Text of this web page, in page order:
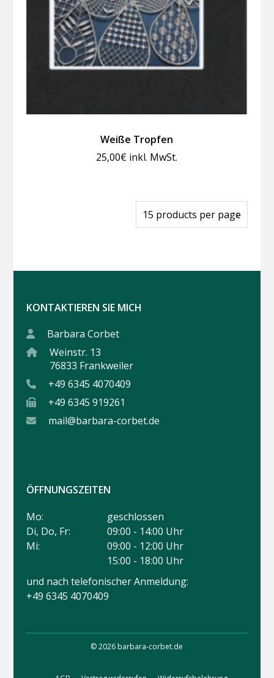
Weiße Tropfen
25,00€ inkl. MwSt.
KONTAKTIEREN SIE MICH
Barbara Corbet
Weinstr. 13
76833 Frankweiler
+49 6345 4070409
+49 6345 919261
mail@barbara-corbet.de
ÖFFNUNGSZEITEN
Mo:
geschlossen
Di, Do, Fr:
09:00 - 14:00 Uhr
Mi:
09:00 - 12:00 Uhr
15:00 - 18:00 Uhr
und nach telefonischer Anmeldung:
+49 6345 4070409
© 2026 barbara-corbet.de